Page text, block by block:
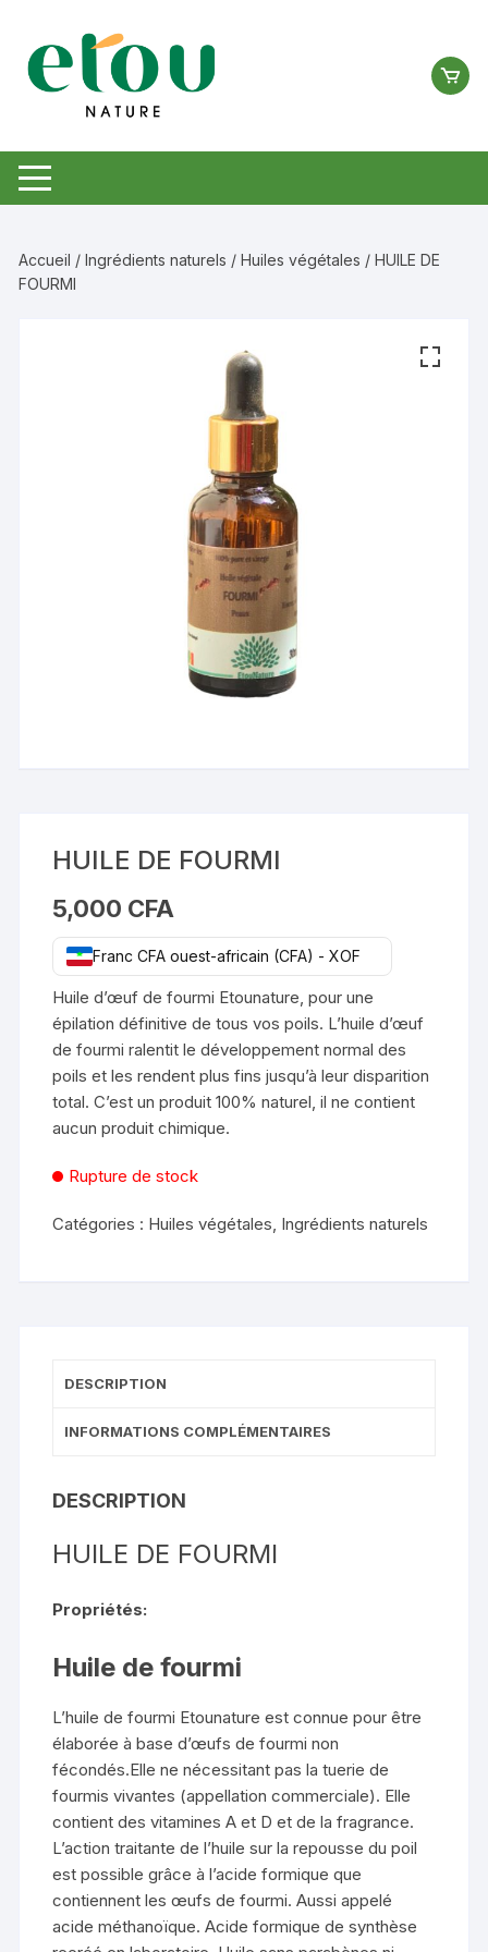
contenu
Accueil /Ingrédients naturels /Huiles végétales / HUILE DE
FOURMI
HUILE DE FOURMI
5,000 CFA
Franc CFA ouest-africain (CFA) - XOF
Huile d’œuf de fourmi Etounature, pour une
épilation définitive de tous vos poils. L’huile d’œuf
de fourmi ralentit le développement normal des
poils et les rendent plus fins jusqu’à leur disparition
total. C’est un produit 100% naturel, il ne contient
aucun produit chimique.
Rupture de stock
Catégories : Huiles végétales, Ingrédients naturels
DESCRIPTION
INFORMATIONS COMPLÉMENTAIRES
DESCRIPTION
HUILE DE FOURMI
Propriétés:
Huile de fourmi
L’huile de fourmi Etounature est connue pour être
élaborée à base d’œufs de fourmi non
fécondés.Elle ne nécessitant pas la tuerie de
fourmis vivantes (appellation commerciale). Elle
contient des vitamines A et D et de la fragrance.
L’action traitante de l’huile sur la repousse du poil
est possible grâce à l’acide formique que
contiennent les œufs de fourmi. Aussi appelé
acide méthanoïque. Acide formique de synthèse